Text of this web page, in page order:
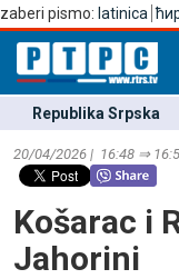
Izaberi pismo: latinica
Republika Srpska
20/04/2026 | 16:48 ⇒
Košarac i
Јahorini